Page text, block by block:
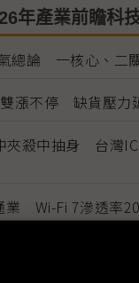
年產業前瞻科
總論 一核心、二
雙漲不停 缺貨壓力
夾殺中抽身 台灣
業 Wi-Fi 7滲透率